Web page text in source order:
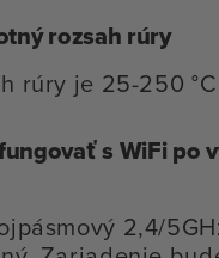
rozsah rúry
rúry je 25-250 °C
s WiFi po
2,4/